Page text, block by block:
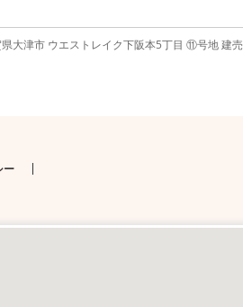
大津市 ウエストレイク下阪本5丁目 ⑪号地 建売
ー